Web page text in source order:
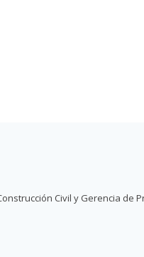
Civil y Gerencia de